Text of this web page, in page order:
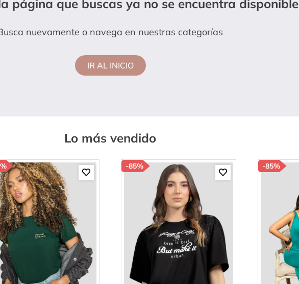
página que buscas ya no se encuentra disponible
nuevamente o navega en nuestras categorías
IR AL INICIO
Lo más vendido
-85% -85%